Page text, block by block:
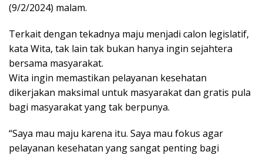
(9/2/2024) malam.
Terkait dengan tekadnya maju menjadi calon legislatif,
kata Wita, tak lain tak bukan hanya ingin sejahtera
bersama masyarakat.
Wita ingin memastikan pelayanan kesehatan
dikerjakan maksimal untuk masyarakat dan gratis pula
bagi masyarakat yang tak berpunya.
“Saya mau maju karena itu. Saya mau fokus agar
pelayanan kesehatan yang sangat penting bagi